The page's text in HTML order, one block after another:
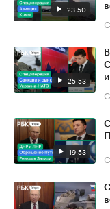
23:50
25:53
19:53